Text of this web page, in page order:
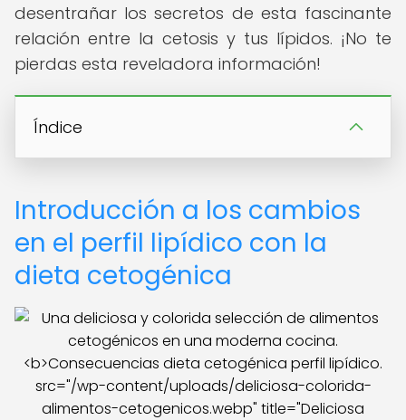
desentrañar los secretos de esta fascinante
relación entre la cetosis y tus lípidos. ¡No te
pierdas esta reveladora información!
Índice
Introducción a los cambios
en el perfil lipídico con la
dieta cetogénica
src="/wp-content/uploads/deliciosa-colorida-
alimentos-cetogenicos.webp" title="Deliciosa